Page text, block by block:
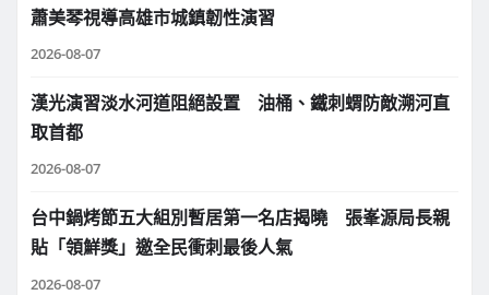
蕭美琴視導高雄市城鎮韌性演習
2026-08-07
漢光演習淡水河道阻絕設置 油桶、鐵刺蝟防敵溯河直
取首都
2026-08-07
台中鍋烤節五大組別暫居第一名店揭曉 張峯源局長親
貼「領鮮獎」邀全民衝刺最後人氣
2026-08-07